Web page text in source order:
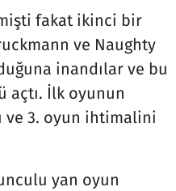
fakat ikinci bir
ve Naughty
inandılar ve bu
açtı. İlk oyunun
ve 3. oyun ihtimalini
yan oyun